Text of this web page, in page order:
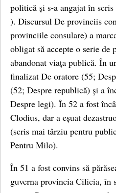
politică și s-a angajat în scris
). Discursul De provinciis
provinciile consulare) a
obligat să accepte o serie de
abandonat viața publică. În
finalizat De oratore (55;
(52; Despre republică) și a
Despre legi). În 52 a fost
Clodius, dar a eșuat
(scris mai târziu pentru
Pentru Milo).
În 51 a fost convins să
guverna provincia Cilicia, în